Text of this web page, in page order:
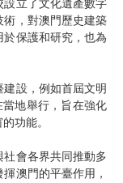
，對澳門歷史建築
保護和研究，也為
設，例如首屆文明
地舉行，旨在強化
功能。
會各界共同推動多
澳門的平臺作用，